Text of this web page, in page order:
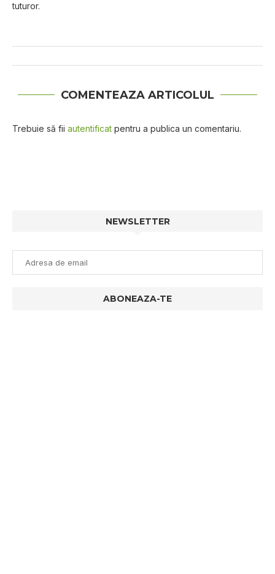
tuturor.
COMENTEAZA ARTICOLUL
Trebuie să fii autentificat pentru a publica un comentariu.
NEWSLETTER